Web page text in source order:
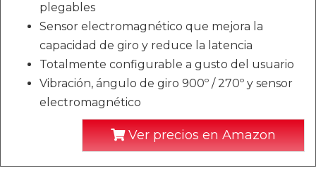
plegables
Sensor electromagnético que mejora la
capacidad de giro y reduce la latencia
Totalmente configurable a gusto del usuario
Vibración, ángulo de giro 900º / 270º y sensor
electromagnético
Ver precios en Amazon